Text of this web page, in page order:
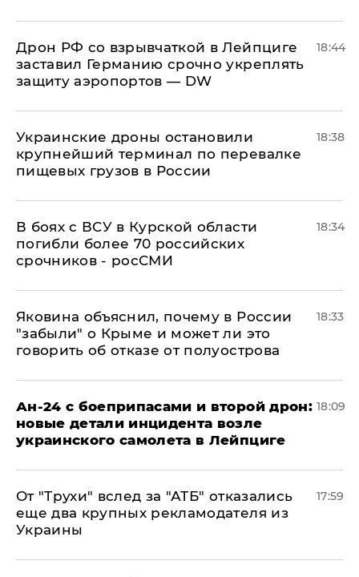
​Дрон РФ со взрывчаткой в Лейпциге
заставил Германию срочно укреплять
защиту аэропортов — DW
18:44
Украинские дроны остановили
крупнейший терминал по перевалке
пищевых грузов в России
18:38
В боях с ВСУ в Курской области
погибли более 70 российских
срочников - росСМИ
18:34
Яковина объяснил, почему в России
"забыли" о Крыме и может ли это
говорить об отказе от полуострова
18:33
Ан-24 с боеприпасами и второй дрон:
новые детали инцидента возле
украинского самолета в Лейпциге
18:09
От "Трухи" вслед за "АТБ" отказались
еще два крупных рекламодателя из
Украины
17:59